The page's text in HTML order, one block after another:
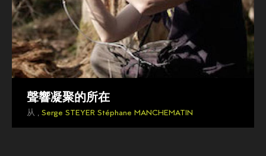
聲響凝聚的所在
从 , Serge STEYER Stéphane MANCHEMATIN